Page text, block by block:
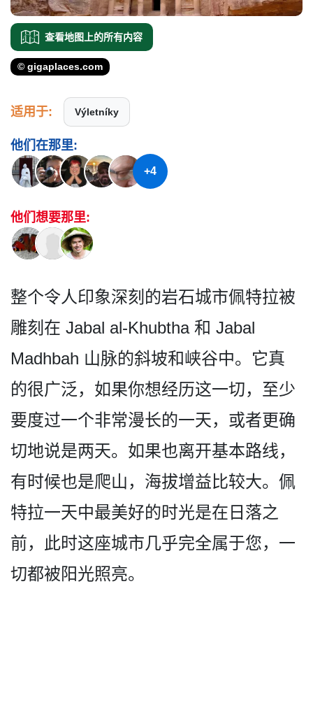
查看地图上的所有内容
© gigaplaces.com
适用于: Výletníky
他们在那里:
+4
他们想要那里:
整个令人印象深刻的岩石城市­佩特拉被
雕刻在 Jabal al-Khubtha 和 Jabal
Madhbah 山脉的斜坡和峡谷中。它真
的­很广泛，如果你想经历这一切，至少
要度过一个非常漫­长的一天，或者更确
切地说是两天。如果也离开基本路­线，
有时候也是爬山，海拔增益比较大。佩
特拉一天中­最美好的时光是在日落之
前，此时这座城市几乎完全属­于您，一
切都被阳光照亮。